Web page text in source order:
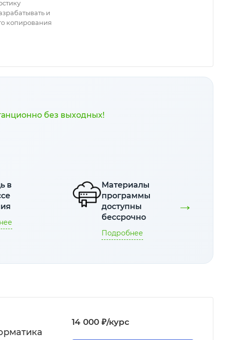
и
копирования
без выходных!
в
Материалы
программы
доступны
бессрочно
Подробнее
→
14 000 ₽/курс